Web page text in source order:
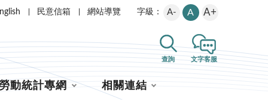
民意信箱 網站導覽 字級： A- A A+
查詢 文字客服
動統計專網 相關連結